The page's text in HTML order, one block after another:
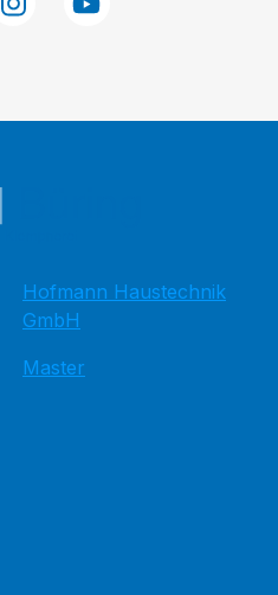
Hofmann Haustechnik
GmbH
Master